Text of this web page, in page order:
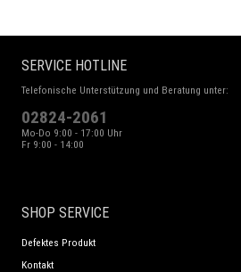
SERVICE HOTLINE
Telefonische Unterstützung und Beratung unter:
02824-2061
Mo-Do 9:00 - 17:00 Uhr
Fr 9:00 - 14:00
SHOP SERVICE
Defektes Produkt
Kontakt